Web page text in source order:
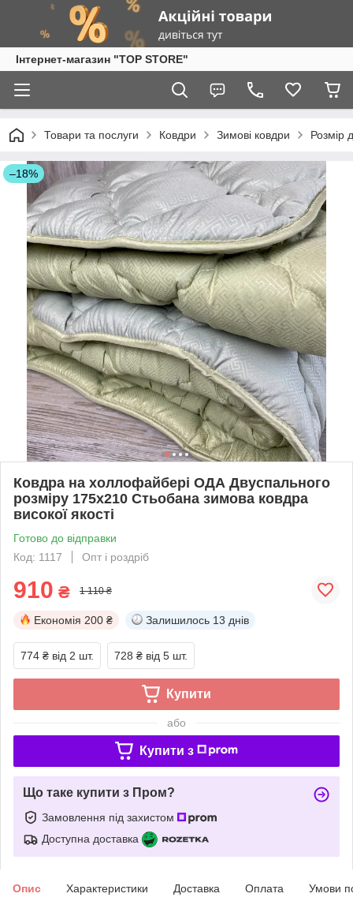
Інтернет-магазин "TOP STORE"
Товари та послуги Ковдри Зимові ковдри Розмір
–18%
Ковдра на холлофайбері ОДА Двуспального
розміру 175х210 Стьобана зимова ковдра
високої якості
Готово до відправки
Код: 1117
Опт і роздріб
910 ₴ 1 110 ₴
Економія 200 ₴ Залишилось 13 днів
774 ₴ від 2 шт. 728 ₴ від 5 шт.
Купити
або
Купити з
Що таке купити з Пром?
Замовлення під захистом
Доступна доставка
Опис Характеристики Доставка Оплата Умови